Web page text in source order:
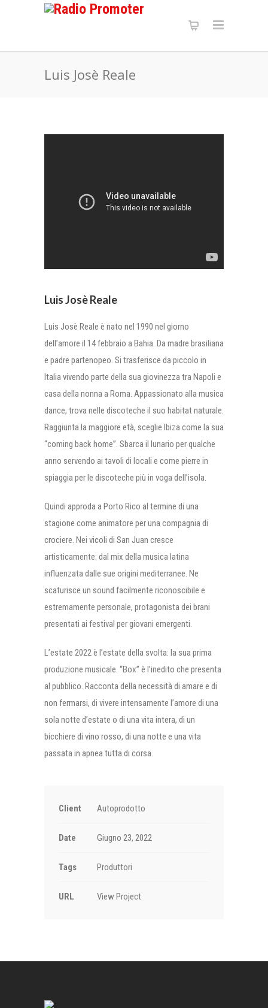
Luis Josè Reale
Luis Josè Reale
Luis Josè Reale è nato nel 1990 nel giorno
dell’amore il 14 febbraio a Bahia. Da madre brasiliana
e padre partenopeo. Si trasferisce da piccolo in
Italia vivendo parte della sua giovinezza tra Napoli e
casa della nonna a Roma. Appassionato alla musica
dance, trova nelle discoteche il suo habitat naturale.
Raggiunta la maggiore età, sceglie Ibiza come la sua
“coming back home”. Sbarca il lunario per qualche
anno servendo ai tavoli di locali e come pierre in
spiaggia per le discoteche più in voga dell’isola.
Quindi approda a Porto Rico al termine di una
stagione come animatore per una compagnia di
crociere. Nei vicoli di San Juan cresce
artisticamente: dal mix della musica latina
influenzata dalle sue origini mediterranee. Ne
scaturisce un sound facilmente riconoscibile e
estremamente personale, protagonista dei brani
presentati ai festival per giovani emergenti.
L’estate 2022 è l’estate della svolta: la sua prima
produzione musicale. “Box” è l’inedito che presenta
al pubblico. Racconta della necessità di amare e di
non fermarsi, di vivere intensamente l’amore di una
sola notte d’estate o di una vita intera, di un
bicchiere di vino rosso, di una notte e una vita
passata in apnea tutta di corsa.
Client Autoprodotto
Date Giugno 23, 2022
Tags Produttori
URL View Project